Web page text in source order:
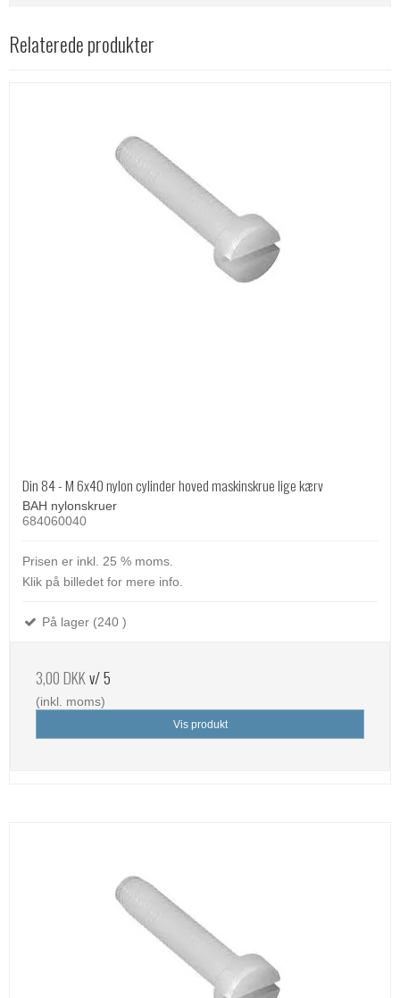
Relaterede produkter
Din 84 - M 6x40 nylon cylinder hoved maskinskrue lige kærv
BAH nylonskruer
684060040
Prisen er inkl. 25 % moms.
Klik på billedet for mere info.
På lager (240 )
3,00 DKKv/ 5
(inkl. moms)
Vis produkt